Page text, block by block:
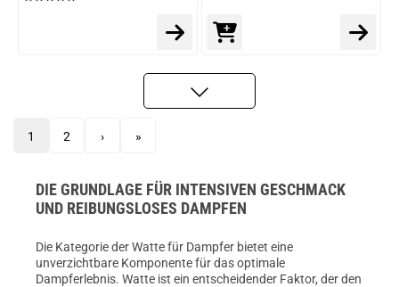
1 2 › »
DIE GRUNDLAGE FÜR INTENSIVEN GESCHMACK
UND REIBUNGSLOSES DAMPFEN
Die Kategorie der Watte für Dampfer bietet eine
unverzichtbare Komponente für das optimale
Dampferlebnis. Watte ist ein entscheidender Faktor, der den